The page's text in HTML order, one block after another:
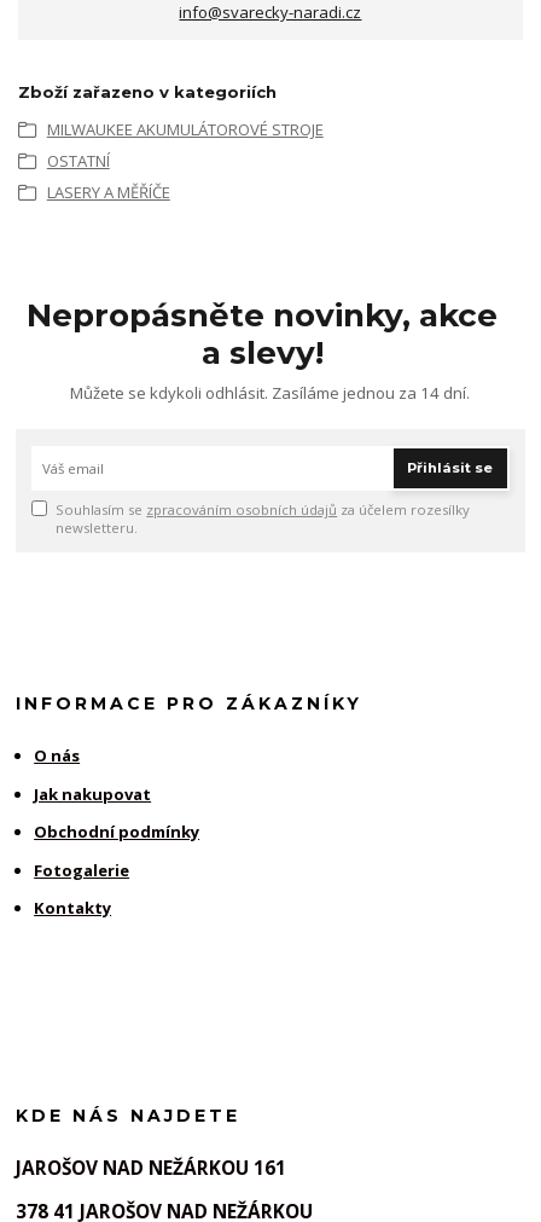
info@svarecky-naradi.cz
Zboží zařazeno v kategoriích
MILWAUKEE AKUMULÁTOROVÉ STROJE
OSTATNÍ
LASERY A MĚŘÍČE
Nepropásněte novinky, akce
a slevy!
Můžete se kdykoli odhlásit. Zasíláme jednou za 14 dní.
Přihlásit se
Souhlasím se zpracováním osobních údajů za účelem rozesílky
newsletteru.
INFORMACE PRO ZÁKAZNÍKY
O nás
Jak nakupovat
Obchodní podmínky
Fotogalerie
Kontakty
KDE NÁS NAJDETE
JAROŠOV NAD NEŽÁRKOU 161
378 41 JAROŠOV NAD NEŽÁRKOU